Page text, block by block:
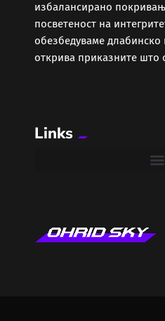
Забава
Здравје
Колумни
Лајфстајл
избалансирано
посветеност на
обезбедуваме длабинско
открива приказните што
Links